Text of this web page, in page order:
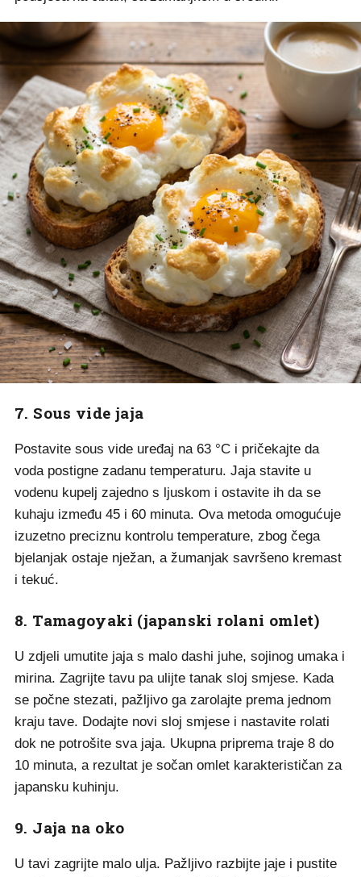
7. Sous vide jaja
Postavite sous vide uređaj na 63 °C i pričekajte da
voda postigne zadanu temperaturu. Jaja stavite u
vodenu kupelj zajedno s ljuskom i ostavite ih da se
kuhaju između 45 i 60 minuta. Ova metoda omogućuje
izuzetno preciznu kontrolu temperature, zbog čega
bjelanjak ostaje nježan, a žumanjak savršeno kremast
i tekuć.
8. Tamagoyaki (japanski rolani omlet)
U zdjeli umutite jaja s malo dashi juhe, sojinog umaka i
mirina. Zagrijte tavu pa ulijte tanak sloj smjese. Kada
se počne stezati, pažljivo ga zarolajte prema jednom
kraju tave. Dodajte novi sloj smjese i nastavite rolati
dok ne potrošite sva jaja. Ukupna priprema traje 8 do
10 minuta, a rezultat je sočan omlet karakterističan za
japansku kuhinju.
9. Jaja na oko
U tavi zagrijte malo ulja. Pažljivo razbijte jaje i pustite